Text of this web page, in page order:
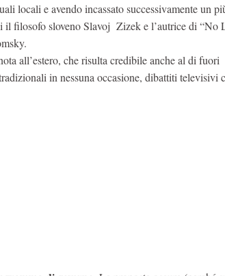
locali e avendo incassato successivamente un
il filosofo sloveno Slavoj Zizek e l’autrice di “No
all’estero, che risulta credibile anche al di fuori
in nessuna occasione, dibattiti televisivi